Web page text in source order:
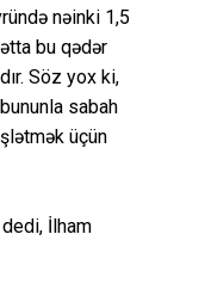
nəinki 1,5
bu qədər
Söz yox ki,
sabah
üçün
İlham